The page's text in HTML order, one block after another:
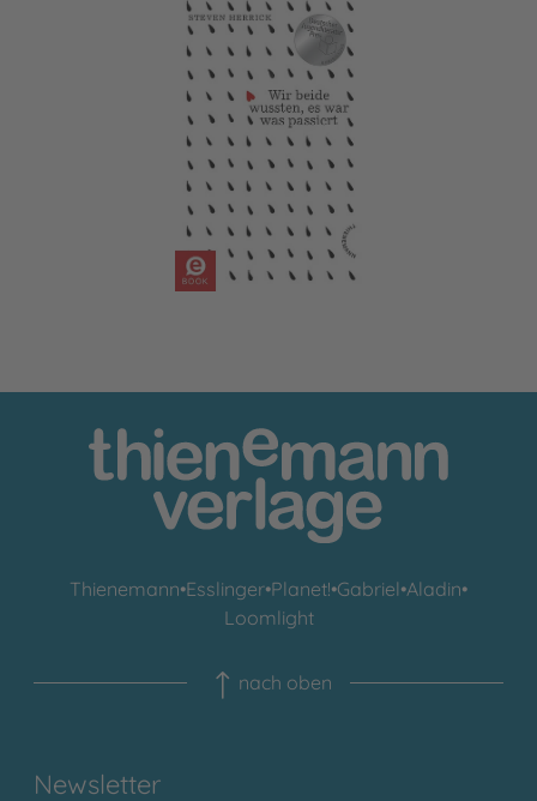
Wir beide wussten, es war was passiert
Thienemann•Esslinger•Planet!•Gabriel•Aladin•
Loomlight
nach oben
Newsletter